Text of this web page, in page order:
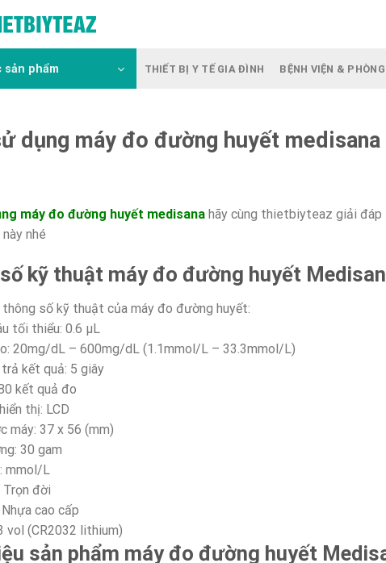
sản phẩm THIẾT BỊ Y TẾ GIA ĐÌNH BỆNH VIỆN &
dụng máy đo đường huyết medisana
máy đo đường huyết medisana hãy cùng thietbiyteaz giải đáp
nhé
kỹ thuật máy đo đường huyết
số kỹ thuật của máy đo đường huyết:
tối thiểu: 0.6 µL
20mg/dL – 600mg/dL (1.1mmol/L – 33.3mmol/L)
kết quả: 5 giây
kết quả đo
thị: LCD
máy: 37 x 56 (mm)
30 gam
mmol/L
Trọn đời
cao cấp
vol (CR2032 lithium)
sản phẩm máy đo đường huyết